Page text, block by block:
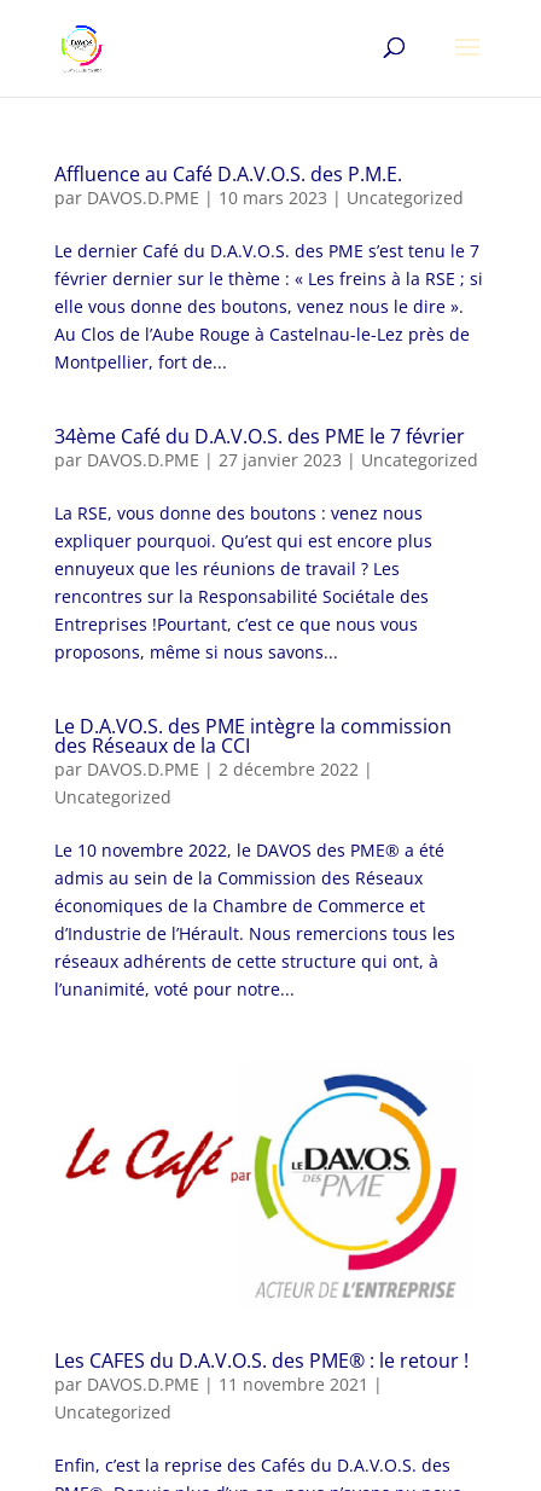
Affluence au Café D.A.V.O.S. des P.M.E.
par DAVOS.D.PME | 10 mars 2023 | Uncategorized
Le dernier Café du D.A.V.O.S. des PME s’est tenu le 7
février dernier sur le thème : « Les freins à la RSE ; si
elle vous donne des boutons, venez nous le dire ».
Au Clos de l’Aube Rouge à Castelnau-le-Lez près de
Montpellier, fort de...
34ème Café du D.A.V.O.S. des PME le 7 février
par DAVOS.D.PME | 27 janvier 2023 | Uncategorized
La RSE, vous donne des boutons : venez nous
expliquer pourquoi. Qu’est qui est encore plus
ennuyeux que les réunions de travail ? Les
rencontres sur la Responsabilité Sociétale des
Entreprises !Pourtant, c’est ce que nous vous
proposons, même si nous savons...
Le D.A.VO.S. des PME intègre la commission
des Réseaux de la CCI
par DAVOS.D.PME | 2 décembre 2022|
Uncategorized
Le 10 novembre 2022, le DAVOS des PME® a été
admis au sein de la Commission des Réseaux
économiques de la Chambre de Commerce et
d’Industrie de l’Hérault. Nous remercions tous les
réseaux adhérents de cette structure qui ont, à
l’unanimité, voté pour notre...
Les CAFES du D.A.V.O.S. des PME® : le retour !
par DAVOS.D.PME | 11 novembre 2021 |
Uncategorized
Enfin, c’est la reprise des Cafés du D.A.V.O.S. des